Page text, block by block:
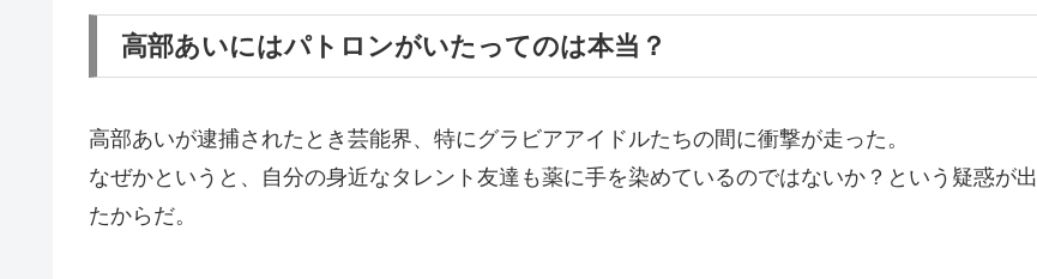
高部あいにはパトロンがいたってのは本当？
高部あいが逮捕されたとき芸能界、特にグラビアアイドルたちの間に衝撃が走った。
なぜかというと、自分の身近なタレント友達も薬に手を染めているのではないか？という疑惑が出
たからだ。